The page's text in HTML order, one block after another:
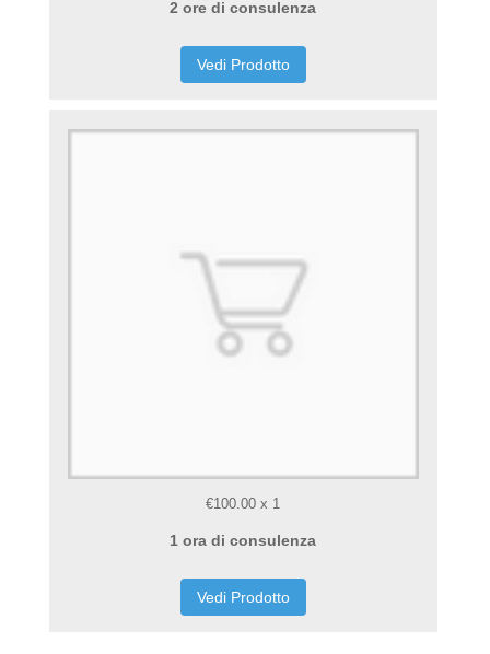
2 ore di consulenza
Vedi Prodotto
€100.00 x 1
1 ora di consulenza
Vedi Prodotto